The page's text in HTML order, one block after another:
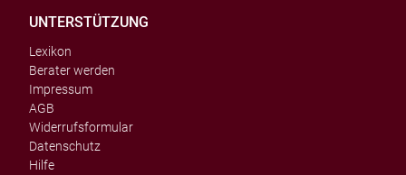
UNTERSTÜTZUNG
Lexikon
Berater werden
Impressum
AGB
Widerrufsformular
Datenschutz
Hilfe